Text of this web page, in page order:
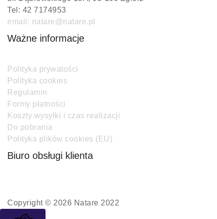
Tel: 42 7174953
email: natare@natare.pl
Ważne informacje
Polityka prywatości
Polityka cookies
Regulamin
Formy płatności
Koszty wysyłki i czas realizacji
Do pobrania
Polityka plików cookies (EU)
Biuro obsługi klienta
Copyright © 2026 Natare 2022